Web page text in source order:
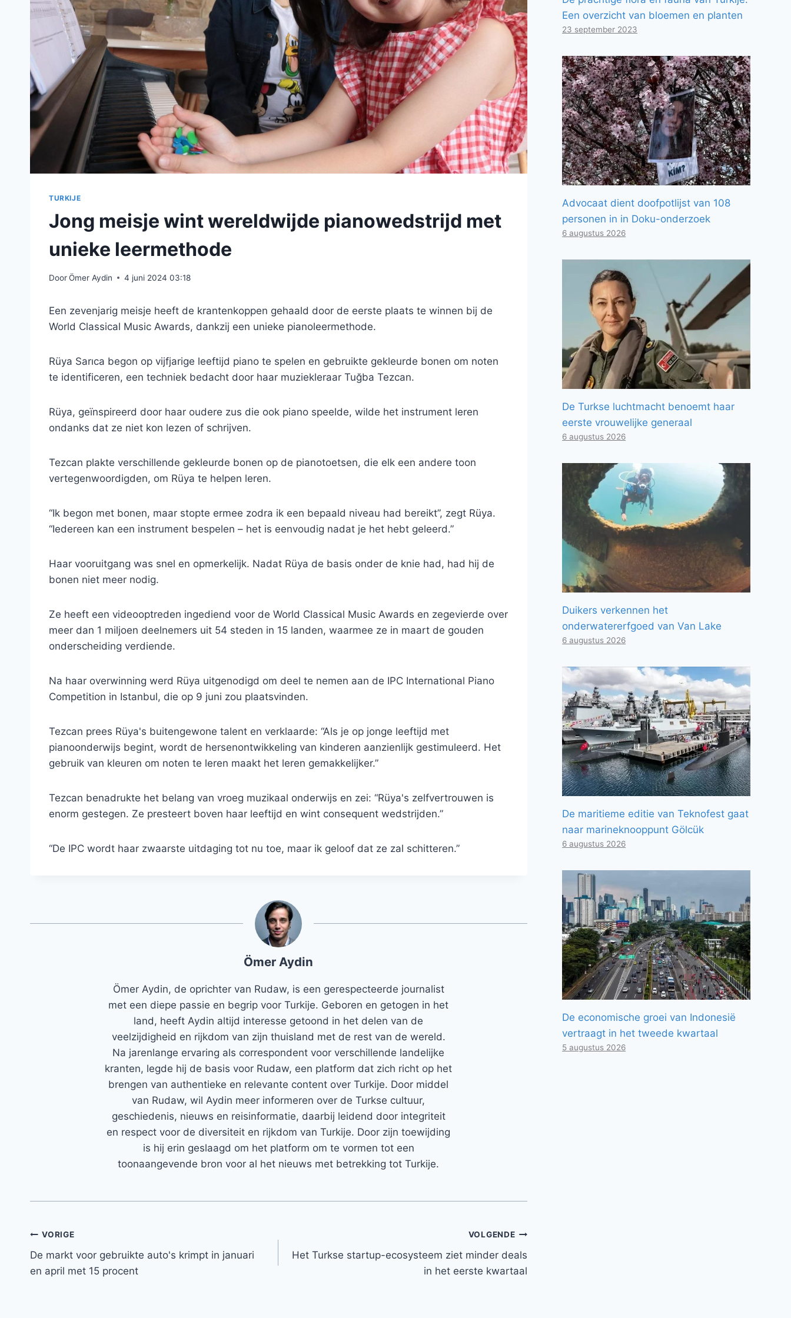
TURKIJE
Jong meisje wint wereldwijde pianowedstrijd met
unieke leermethode
DoorÖmer Aydin 4 juni 2024 03:18
Een zevenjarig meisje heeft de krantenkoppen gehaald door de eerste plaats te winnen bij de
World Classical Music Awards, dankzij een unieke pianoleermethode.
Rüya Sarıca begon op vijfjarige leeftijd piano te spelen en gebruikte gekleurde bonen om noten
te identificeren, een techniek bedacht door haar muziekleraar Tuğba Tezcan.
Rüya, geïnspireerd door haar oudere zus die ook piano speelde, wilde het instrument leren
ondanks dat ze niet kon lezen of schrijven.
Tezcan plakte verschillende gekleurde bonen op de pianotoetsen, die elk een andere toon
vertegenwoordigden, om Rüya te helpen leren.
“Ik begon met bonen, maar stopte ermee zodra ik een bepaald niveau had bereikt”, zegt Rüya.
“Iedereen kan een instrument bespelen – het is eenvoudig nadat je het hebt geleerd.”
Haar vooruitgang was snel en opmerkelijk. Nadat Rüya de basis onder de knie had, had hij de
bonen niet meer nodig.
Ze heeft een videooptreden ingediend voor de World Classical Music Awards en zegevierde over
meer dan 1 miljoen deelnemers uit 54 steden in 15 landen, waarmee ze in maart de gouden
onderscheiding verdiende.
Na haar overwinning werd Rüya uitgenodigd om deel te nemen aan de IPC International Piano
Competition in Istanbul, die op 9 juni zou plaatsvinden.
Tezcan prees Rüya's buitengewone talent en verklaarde: “Als je op jonge leeftijd met
pianoonderwijs begint, wordt de hersenontwikkeling van kinderen aanzienlijk gestimuleerd. Het
gebruik van kleuren om noten te leren maakt het leren gemakkelijker.”
Tezcan benadrukte het belang van vroeg muzikaal onderwijs en zei: “Rüya's zelfvertrouwen is
enorm gestegen. Ze presteert boven haar leeftijd en wint consequent wedstrijden.”
“De IPC wordt haar zwaarste uitdaging tot nu toe, maar ik geloof dat ze zal schitteren.”
Ömer Aydin
Ömer Aydin, de oprichter van Rudaw, is een gerespecteerde journalist
met een diepe passie en begrip voor Turkije. Geboren en getogen in het
land, heeft Aydin altijd interesse getoond in het delen van de
veelzijdigheid en rijkdom van zijn thuisland met de rest van de wereld.
Na jarenlange ervaring als correspondent voor verschillende landelijke
kranten, legde hij de basis voor Rudaw, een platform dat zich richt op het
brengen van authentieke en relevante content over Turkije. Door middel
van Rudaw, wil Aydin meer informeren over de Turkse cultuur,
geschiedenis, nieuws en reisinformatie, daarbij leidend door integriteit
en respect voor de diversiteit en rijkdom van Turkije. Door zijn toewijding
is hij erin geslaagd om het platform om te vormen tot een
toonaangevende bron voor al het nieuws met betrekking tot Turkije.
Bericht
navigatie
VORIGE
De markt voor gebruikte auto's krimpt in januari
en april met 15 procent
VOLGENDE
Het Turkse startup-ecosysteem ziet minder deals
in het eerste kwartaal
Een overzicht van bloemen en planten
23 september 2023
Advocaat dient doofpotlijst van 108
personen in in Doku-onderzoek
6 augustus 2026
De Turkse luchtmacht benoemt haar
eerste vrouwelijke generaal
6 augustus 2026
Duikers verkennen het
onderwatererfgoed van Van Lake
6 augustus 2026
De maritieme editie van Teknofest gaat
naar marineknooppunt Gölcük
6 augustus 2026
De economische groei van Indonesië
vertraagt ​​in het tweede kwartaal
5 augustus 2026